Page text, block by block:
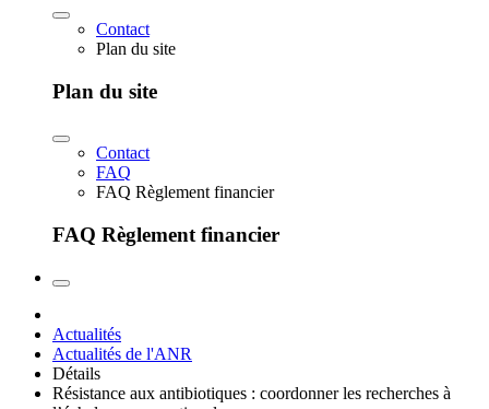
Contact
Plan du site
Plan du site
Contact
FAQ
FAQ Règlement financier
FAQ Règlement financier
Actualités
Actualités de l'ANR
Détails
Résistance aux antibiotiques : coordonner les recherches à